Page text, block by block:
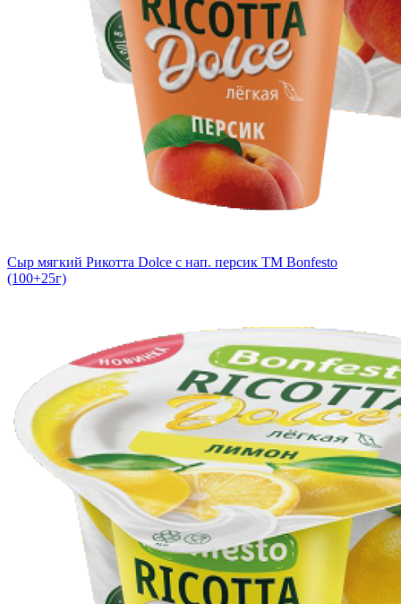
Сыр мягкий Рикотта Dolce с нап. персик TM Bonfesto
(100+25г)